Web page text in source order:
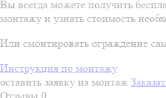
Вы всегда можете получить
монтажу и узнать стоимость
Или смонтировать ограждение
Инструкция по монтажу
оставить заявку на монтаж